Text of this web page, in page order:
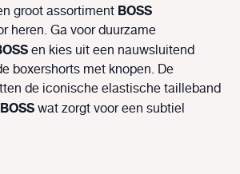
groot assortiment BOSS
heren. Ga voor duurzame
en kies uit een nauwsluitend
boxershorts met knopen. De
de iconische elastische tailleband
BOSSwat zorgt voor een subtiel